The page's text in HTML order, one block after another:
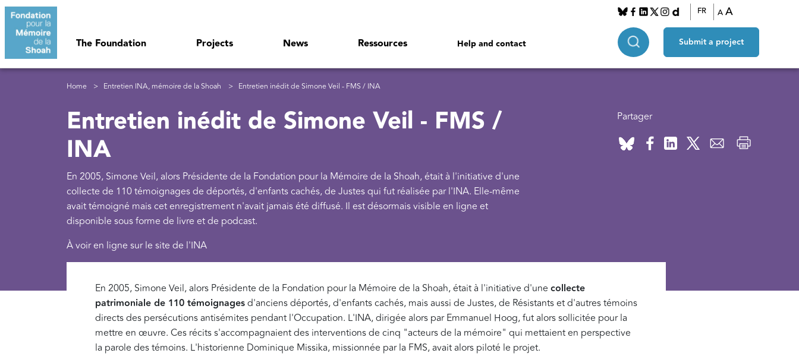
Skip to main content
The Foundation Projects News Ressources Help and contact
FR A A
Submit a project
Breadcrumb
Home Entretien INA, mémoire de la Shoah Entretien inédit de Simone Veil - FMS / INA
Entretien inédit de Simone Veil - FMS /
INA
En 2005, Simone Veil, alors Présidente de la Fondation pour la Mémoire de la Shoah, était à l'initiative d'une
collecte de 110 témoignages de déportés, d'enfants cachés, de Justes qui fut réalisée par l'INA. Elle-même
avait témoigné mais cet enregistrement n'avait jamais été diffusé. Il est désormais visible en ligne et
disponible sous forme de livre et de podcast.
À voir en ligne sur le site de l'INA
Partager
En 2005, Simone Veil, alors Présidente de la Fondation pour la Mémoire de la Shoah, était à l'initiative d'une collecte
patrimoniale de 110 témoignagesd'anciens déportés, d'enfants cachés, mais aussi de Justes, de Résistants et d'autres témoins
directs des persécutions antisémites pendant l'Occupation. L'INA, dirigée alors par Emmanuel Hoog, fut alors sollicitée pour la
mettre en œuvre. Ces récits s'accompagnaient des interventions de cinq "acteurs de la mémoire" qui mettaient en perspective
la parole des témoins. L'historienne Dominique Missika, missionnée par la FMS, avait alors piloté le projet.